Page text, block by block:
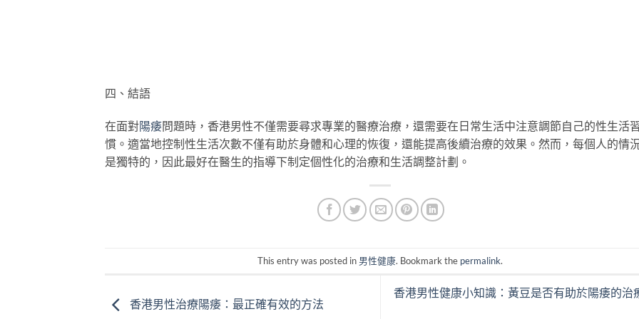
四、結語
在面對陽痿問題時，香港男性不僅需要尋求專業的醫療治療，還需要在日常生活中注意調節自己的性生活
慣。適當地控制性生活次數不僅有助於身體和心理的恢復，還能提高後續治療的效果。然而，每個人的情
是獨特的，因此最好在醫生的指導下制定個性化的治療和生活調整計劃。
This entry was posted in 男性健康. Bookmark the permalink.
香港男性治療陽痿：最正確有效的方法
香港男性健康小知識：黃豆是否有助於陽痿的治